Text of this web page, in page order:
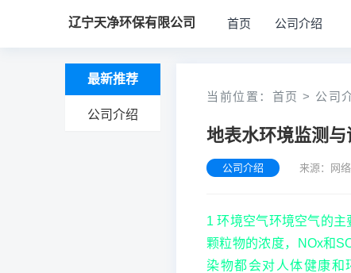
辽宁天净环保有限公司 首页 公司介绍
最新推荐
公司介绍
当前位置： 首页 > 公司
地表水环境监测
公司介绍 来源：网
1 环境空气环境空气的
颗粒物的浓度，NOx和
染物都会对人体健康